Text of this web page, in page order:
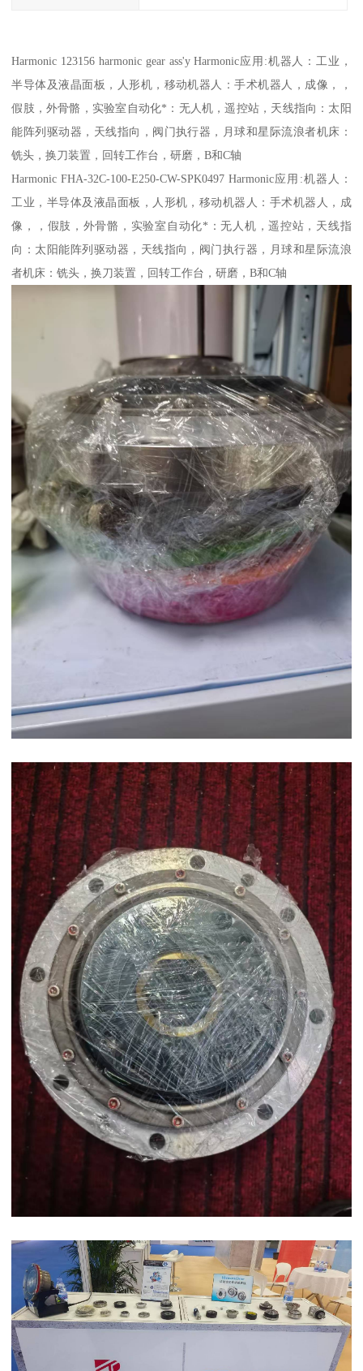
Harmonic 123156 harmonic gear ass'y Harmonic应用:机器人：工业，
半导体及液晶面板，人形机，移动机器人：手术机器人，成像，，
假肢，外骨骼，实验室自动化*：无人机，遥控站，天线指向：太阳
能阵列驱动器，天线指向，阀门执行器，月球和星际流浪者机床：
铣头，换刀装置，回转工作台，研磨，B和C轴
Harmonic FHA-32C-100-E250-CW-SPK0497 Harmonic应用:机器人：
工业，半导体及液晶面板，人形机，移动机器人：手术机器人，成
像，，假肢，外骨骼，实验室自动化*：无人机，遥控站，天线指
向：太阳能阵列驱动器，天线指向，阀门执行器，月球和星际流浪
者机床：铣头，换刀装置，回转工作台，研磨，B和C轴